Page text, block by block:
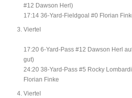
#12 Dawson Herl)
17:14 36-Yard-Fieldgoal #0 Florian
Viertel
17:20 6-Yard-Pass #12 Dawson Herl
gut)
24:20 38-Yard-Pass #5 Rocky
Florian Finke
Viertel